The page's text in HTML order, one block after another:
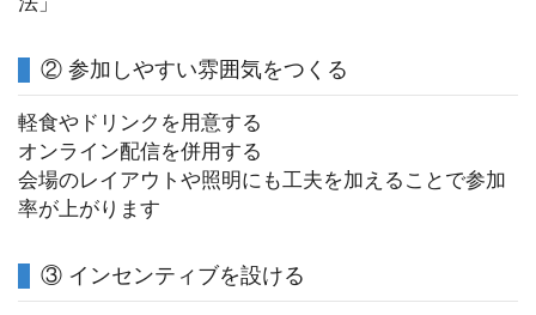
② 参加しやすい雰囲気をつくる
軽食やドリンクを用意する
オンライン配信を併用する
会場のレイアウトや照明にも工夫を加えることで参加
率が上がります
③ インセンティブを設ける